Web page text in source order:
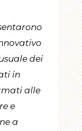
dei
in
alle
e
a